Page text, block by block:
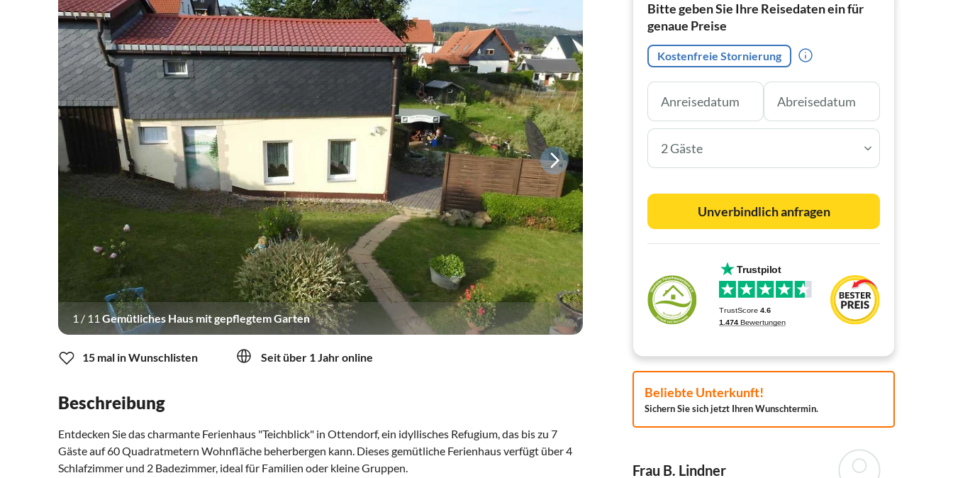
1 / 11 Gemütliches Haus mit gepflegtem Garten
15 mal in Wunschlisten Seit über 1 Jahr online
Beschreibung
Entdecken Sie das charmante Ferienhaus "Teichblick" in Ottendorf, ein idyllisches Refugium, das bis zu 7
Gäste auf 60 Quadratmetern Wohnfläche beherbergen kann. Dieses gemütliche Ferienhaus verfügt über 4
Schlafzimmer und 2 Badezimmer, ideal für Familien oder kleine Gruppen.
Bitte geben Sie Ihre Reisedaten ein für
genaue Preise
Kostenfreie Stornierung
2 Gäste
Unverbindlich anfragen
Beliebte Unterkunft!
Sichern Sie sich jetzt Ihren Wunschtermin.
Frau B. Lindner